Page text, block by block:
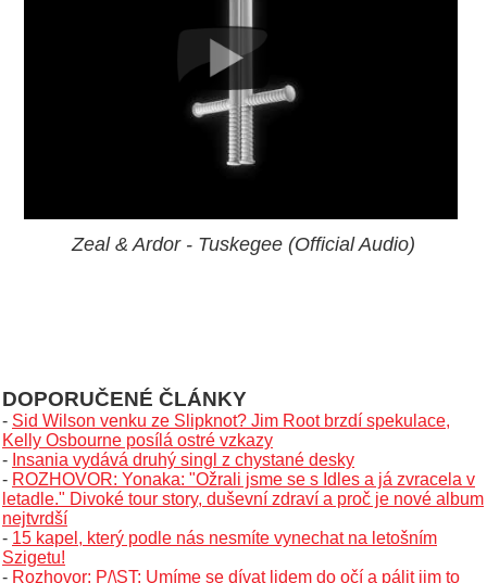
Zeal & Ardor - Tuskegee (Official Audio)
DOPORUČENÉ ČLÁNKY
- Sid Wilson venku ze Slipknot? Jim Root brzdí spekulace,
Kelly Osbourne posílá ostré vzkazy
- Insania vydává druhý singl z chystané desky
- ROZHOVOR: Yonaka: "Ožrali jsme se s Idles a já zvracela v
letadle." Divoké tour story, duševní zdraví a proč je nové album
nejtvrdší
- 15 kapel, který podle nás nesmíte vynechat na letošním
Szigetu!
- Rozhovor: P/\ST: Umíme se dívat lidem do očí a pálit jim to